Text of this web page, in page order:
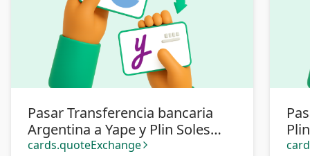
Pasar Transferencia bancaria
Argentina a Yape y Plin Soles
Perú
cards.quoteExchange arrow_forward_ios